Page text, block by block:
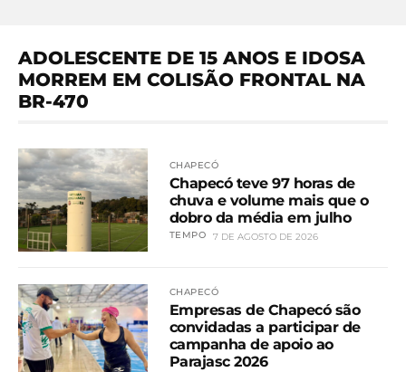
ADOLESCENTE DE 15 ANOS E IDOSA
MORREM EM COLISÃO FRONTAL NA
BR-470
CHAPECÓ
Chapecó teve 97 horas de
chuva e volume mais que o
dobro da média em julho
TEMPO 7 DE AGOSTO DE 2026
CHAPECÓ
Empresas de Chapecó são
convidadas a participar de
campanha de apoio ao
Parajasc 2026